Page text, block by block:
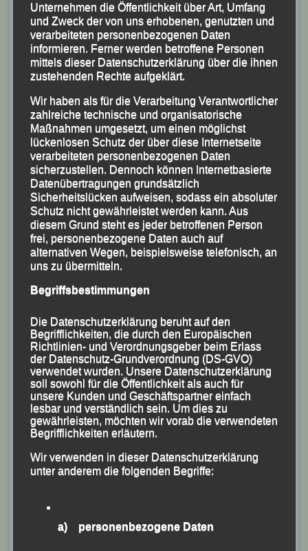
Sieger und Platzierte des Hauptlaufs (v.li.) Anneli Brell,
Linda Meier, Lea Wenninger, Frank Schneider, Tobias
Schreindl und Jan Worring.
Foto: K.S.
Als schnellste Frau des Tages kam die mehrfache
Bayerische Meisterin Linda Meier (LAV Stadtwerke
Tübingen/Pfaffinger Bau SE) ins Ziel; gefolgt von Lea
Wenninger (SWC Regensburg) und Annelie Brell.
Schnellster Jugendlicher waren der 19jährige
Bayerische U20-800m-Hallenmeister Jonas Storch (LG
Passau), gefolgt von Florian Döringer und Timo
Dengler (beide Pfaffinger Bau SE).
Oberösterreicherin Leonie Weißenböck (Sportunion
IGLA long life), gefolgt von ihrer Vereinskameradin
Unternehmen die Öffentlichkeit über Art, Umfang
und Zweck der von uns erhobenen, genutzten und
verarbeiteten personenbezogenen Daten
informieren. Ferner werden betroffene Personen
mittels dieser Datenschutzerklärung über die ihnen
zustehenden Rechte aufgeklärt.
Wir haben als für die Verarbeitung Verantwortlicher
zahlreiche technische und organisatorische
Maßnahmen umgesetzt, um einen möglichst
lückenlosen Schutz der über diese Internetseite
verarbeiteten personenbezogenen Daten
sicherzustellen. Dennoch können Internetbasierte
Datenübertragungen grundsätzlich
Sicherheitslücken aufweisen, sodass ein absoluter
Schutz nicht gewährleistet werden kann. Aus
diesem Grund steht es jeder betroffenen Person
frei, personenbezogene Daten auch auf
alternativen Wegen, beispielsweise telefonisch, an
uns zu übermitteln.
Begriffsbestimmungen
Die Datenschutzerklärung beruht auf den
Begrifflichkeiten, die durch den Europäischen
Richtlinien- und Verordnungsgeber beim Erlass
der Datenschutz-Grundverordnung (DS-GVO)
verwendet wurden. Unsere Datenschutzerklärung
soll sowohl für die Öffentlichkeit als auch für
unsere Kunden und Geschäftspartner einfach
lesbar und verständlich sein. Um dies zu
gewährleisten, möchten wir vorab die verwendeten
Begrifflichkeiten erläutern.
Wir verwenden in dieser Datenschutzerklärung
unter anderem die folgenden Begriffe:
a) personenbezogene Daten